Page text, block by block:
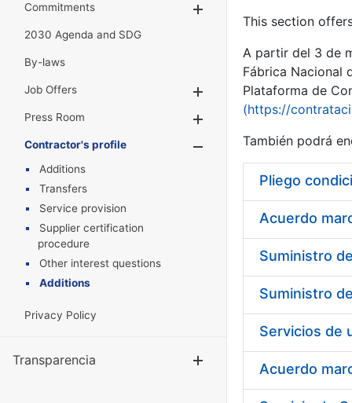
Commitments
2030 Agenda and SDG
By-laws
Job Offers
Show/Hide
Press Room
Show/Hide
Contractor's profile
Show/Hide
Additions
Transfers
Service provision
Supplier certification
procedure
Other interest questions
Additions
Privacy Policy
Transparencia Show/Hide
This section
A partir del 3 de
Fábrica Nacional
Plataforma de
(https://
También podrá
Pliego
Acuerdo
Acuerdo